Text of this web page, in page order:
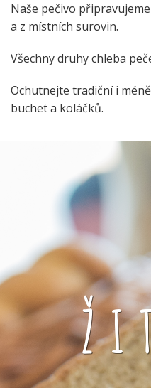
Naše pečivo
a z místních surovin.
Všechny druhy chleba
Ochutnejte tradiční i
buchet a koláčků.